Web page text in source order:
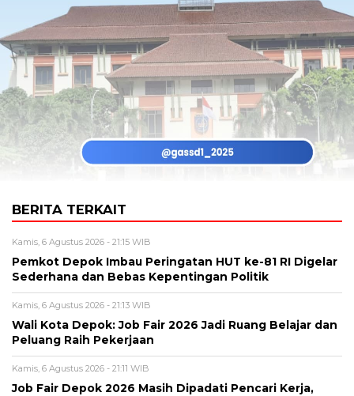
BERITA TERKAIT
Kamis, 6 Agustus 2026 - 21:15 WIB
Pemkot Depok Imbau Peringatan HUT ke-81 RI Digelar
Sederhana dan Bebas Kepentingan Politik
Kamis, 6 Agustus 2026 - 21:13 WIB
Wali Kota Depok: Job Fair 2026 Jadi Ruang Belajar dan
Peluang Raih Pekerjaan
Kamis, 6 Agustus 2026 - 21:11 WIB
Job Fair Depok 2026 Masih Dipadati Pencari Kerja,